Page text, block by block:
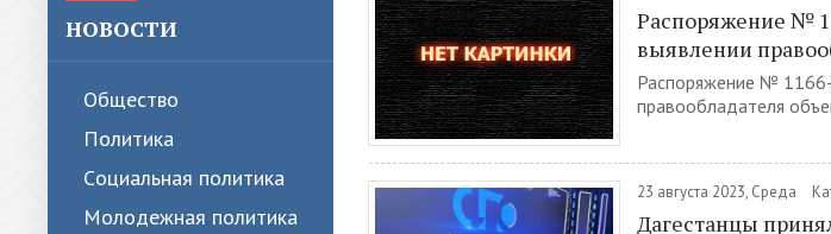
НОВОСТИ
Общество
Политика
Cоциальная политика
Молодежная политика
Распоряжение №
выявлении
Распоряжение № 1166-
правообладателя
23 августа 2023, Среда
Дагестанцы